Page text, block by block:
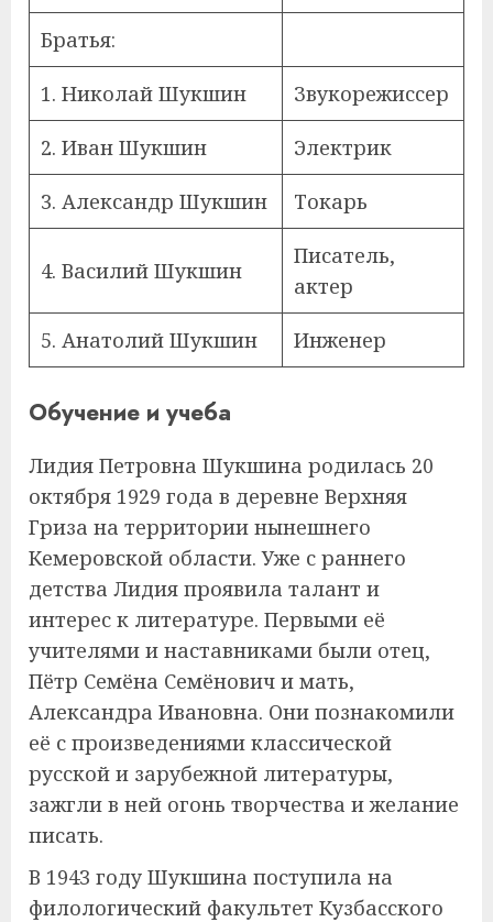
Братья:
1. Николай Шукшин Звукорежиссер
2. Иван Шукшин Электрик
3. Александр Шукшин Токарь
4. Василий Шукшин
Писатель,
актер
5. Анатолий Шукшин Инженер
Обучение и учеба
Лидия Петровна Шукшина родилась 20
октября 1929 года в деревне Верхняя
Гриза на территории нынешнего
Кемеровской области. Уже с раннего
детства Лидия проявила талант и
интерес к литературе. Первыми её
учителями и наставниками были отец,
Пётр Семёна Семёнович и мать,
Александра Ивановна. Они познакомили
её с произведениями классической
русской и зарубежной литературы,
зажгли в ней огонь творчества и желание
писать.
В 1943 году Шукшина поступила на
филологический факультет Кузбасского